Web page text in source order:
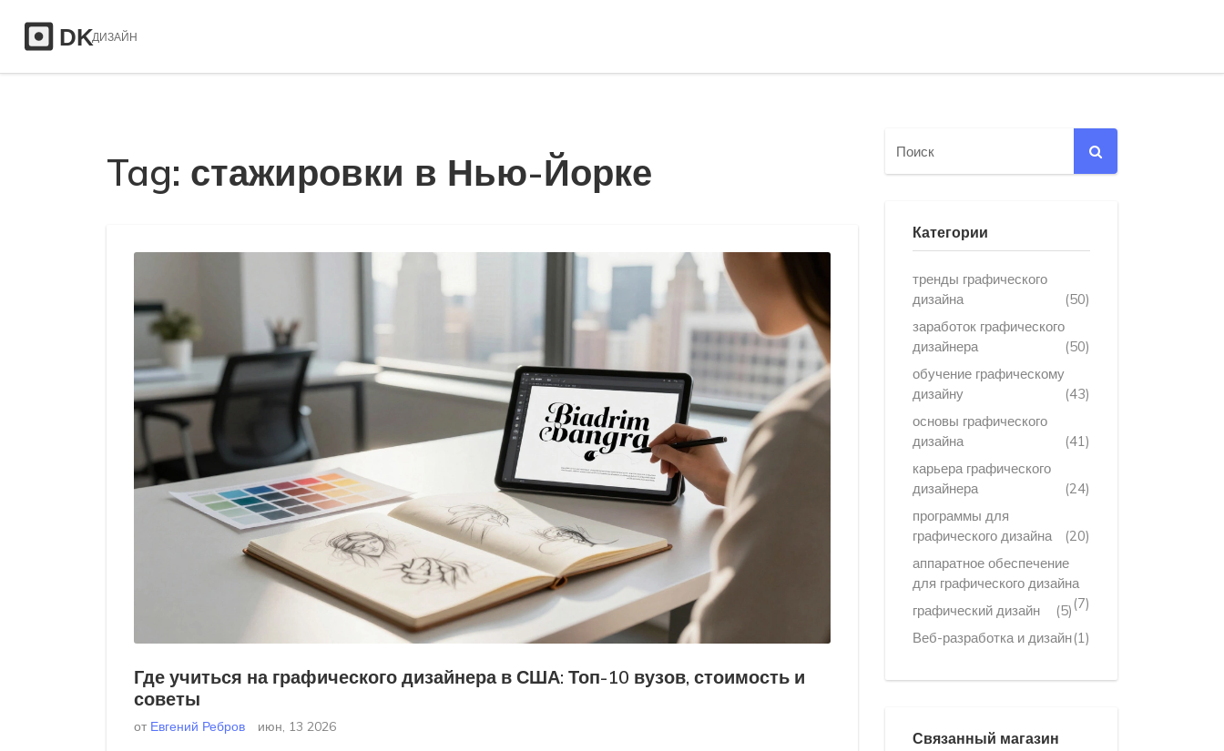
Tag: стажировки в Нью-Йорке
Где учиться на графического дизайнера в США: Топ-10 вузов, стоимость и
советы
от Евгений Ребров июн, 13 2026
Категории
тренды графического
дизайна
(50)
заработок графического
дизайнера
(50)
обучение графическому
дизайну
(43)
основы графического
дизайна
(41)
карьера графического
дизайнера
(24)
программы для
графического дизайна
(20)
аппаратное обеспечение
для графического дизайна
(7)
графический дизайн
(5)
Веб-разработка и дизайн(1)
Связанный магазин